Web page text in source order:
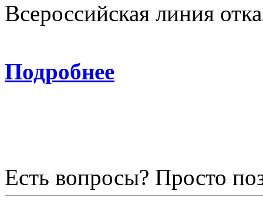
Всероссийская линия
Подробнее
Есть вопросы? Просто